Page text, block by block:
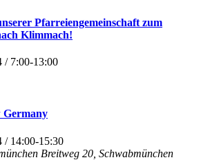
Pfarreiengemeinschaft zum
Klimmach!
/ 7:00-13:00
Germany
/ 14:00-15:30
Breitweg 20, Schwabmünchen